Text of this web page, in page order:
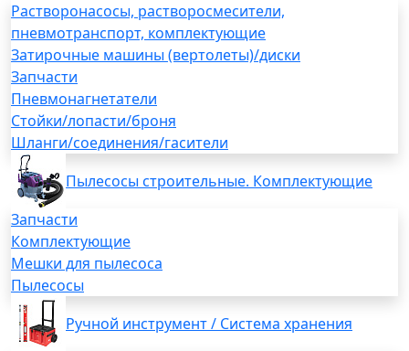
Растворонасосы, растворосмесители,
пневмотранспорт, комплектующие
Затирочные машины (вертолеты)/диски
Запчасти
Пневмонагнетатели
Стойки/лопасти/броня
Шланги/соединения/гасители
Пылесосы строительные. Комплектующие
Запчасти
Комплектующие
Мешки для пылесоса
Пылесосы
Ручной инструмент / Система хранения